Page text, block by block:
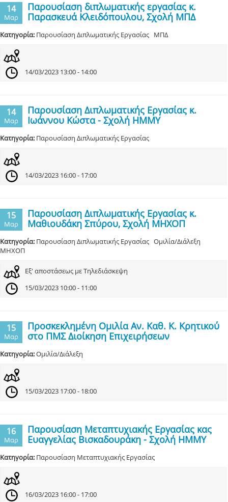
14
Μαρ
Παρουσίαση διπλωματικής εργασίας κ.
Παρασκευά Κλειδόπουλου, Σχολή ΜΠΔ
Κατηγορία: Παρουσίαση Διπλωματικής Εργασίας ΜΠΔ
14/03/2023 13:00 - 14:00
14
Μαρ
Παρουσίαση Διπλωματικής Εργασίας κ.
Ιωάννου Κώστα - Σχολή ΗΜΜΥ
Κατηγορία: Παρουσίαση Διπλωματικής Εργασίας
14/03/2023 16:00 - 17:00
15
Μαρ
Παρουσίαση Διπλωματικής Εργασίας κ.
Μαθιουδάκη Σπύρου, Σχολή ΜΗΧΟΠ
Κατηγορία: Παρουσίαση Διπλωματικής Εργασίας Ομιλία/Διάλεξη
ΜΗΧΟΠ
Εξ' αποστάσεως με Τηλεδιάσκεψη
15/03/2023 10:00 - 11:00
15
Μαρ
Προσκεκλημένη Ομιλία Αν. Καθ. Κ. Κρητικού
στο ΠΜΣ Διοίκηση Επιχειρήσεων
Κατηγορία:Ομιλία/Διάλεξη
15/03/2023 17:00 - 18:00
16
Μαρ
Παρουσίαση Μεταπτυχιακής Εργασίας κας
Ευαγγελίας Βισκαδουράκη - Σχολή ΗΜΜΥ
Κατηγορία: Παρουσίαση Μεταπτυχιακής Εργασίας
16/03/2023 16:00 - 17:00